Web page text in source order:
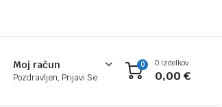
Moj račun
Pozdravljen, Prijavi Se
0 0 izdelkov
0,00€